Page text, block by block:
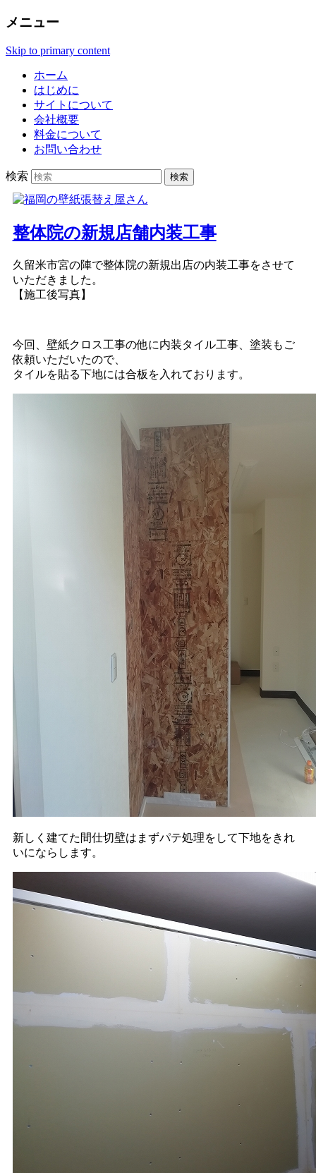
メニュー
Skip to primary content
ホーム
はじめに
サイトについて
会社概要
料金について
お問い合わせ
検索
整体院の新規店舗内装工事
久留米市宮の陣で整体院の新規出店の内装工事をさせて
いただきました。
【施工後写真】
今回、壁紙クロス工事の他に内装タイル工事、塗装もご
依頼いただいたので、
タイルを貼る下地には合板を入れております。
新しく建てた間仕切壁はまずパテ処理をして下地をきれ
いにならします。